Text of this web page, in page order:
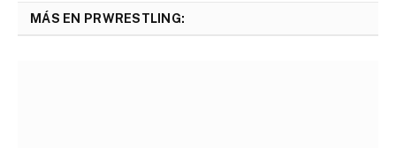
MÁS EN PRWRESTLING: